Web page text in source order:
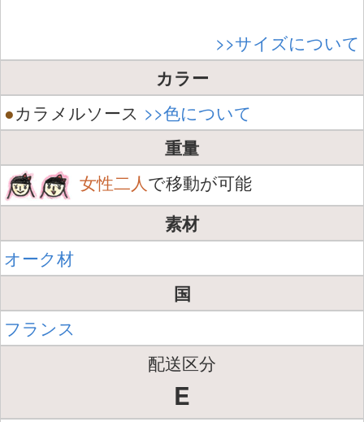
>>サイズについて
カラー
●カラメルソース >>色について
重量
女性二人で移動が可能
素材
オーク材
国
フランス
配送区分
E